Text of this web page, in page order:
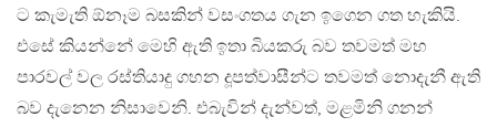
ට කැමැති ඕනෑම බසකින් වසංගතය ගැන ඉගෙන ගත හැකියි.
එසේ කියන්නේ මෙහි ඇති ඉතා බියකරු බව තවමත් මහ
පාරවල් වල රස්තියාදු ගහන දූපත්වාසීන්ට තවමත් නොදැනී ඇති
බව දැනෙන නිසාවෙනි. එබැවින් දැන්වත්, මළමිනි ගනන්